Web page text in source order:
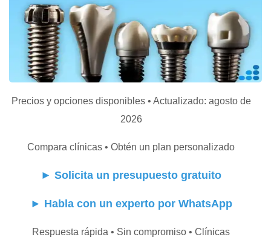
Precios y opciones disponibles • Actualizado: agosto de
2026
Compara clínicas • Obtén un plan personalizado
► Solicita un presupuesto gratuito
► Habla con un experto por WhatsApp
Respuesta rápida • Sin compromiso • Clínicas